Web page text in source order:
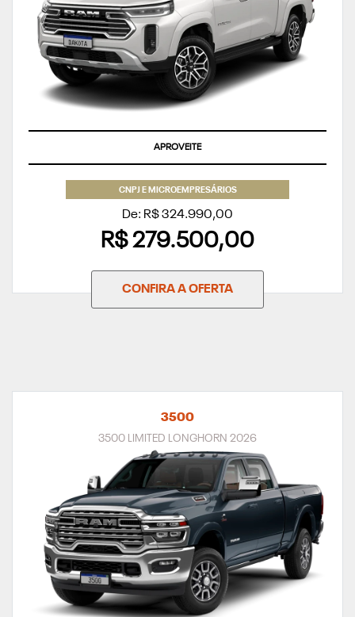
APROVEITE
CNPJ E MICROEMPRESÁRIOS
De: R$ 324.990,00
R$ 279.500,00
CONFIRA A OFERTA
3500
3500 LIMITED LONGHORN 2026